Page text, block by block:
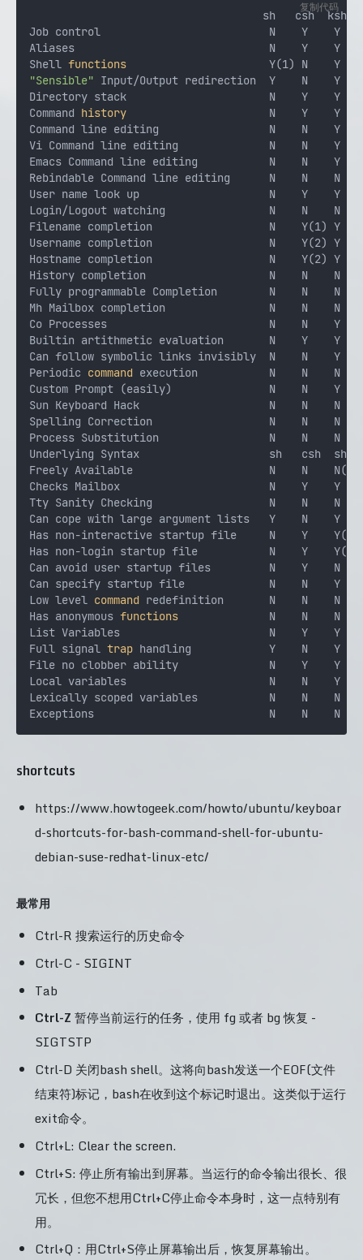
sh   csh  ksh
Job control                          N    Y    Y
Aliases                              N    Y    Y
Shell functions
"Sensible" Input/Output redirection  Y    N    Y
Directory stack                      N    Y    Y
Command history
N    Y    Y
Command line editing                 N    N    Y
Vi Command line editing              N    N    Y
Emacs Command line editing           N    N
Rebindable Command line editing      N    N
User name look up                    N    Y    Y
Login/Logout watching                N    N    N
Filename completion                  N    Y(1) Y
Username completion                  N    Y(2) Y
Hostname completion                  N    Y(2) Y
History completion                   N    N    N
Fully programmable Completion        N    N
Mh Mailbox completion                N    N    N
Co Processes                         N    N    Y
Builtin artithmetic evaluation       N    Y    Y
Can follow symbolic links invisibly  N    N    Y
Periodic command execution           N    N    N
Custom Prompt (easily)               N    N    Y
Sun Keyboard Hack                    N    N    N
Spelling Correction                  N    N    N
Process Substitution                 N    N    N
Underlying Syntax                    sh   csh  sh
Freely Available                     N    N
Checks Mailbox                       N    Y    Y
Tty Sanity Checking                  N    N    N
Can cope with large argument lists   Y    N
Has non-interactive startup file     N    Y
Has non-login startup file           N    Y
Can avoid user startup files         N    Y    N
Can specify startup file             N    N    Y
Low level command redefinition       N    N    N
Has anonymous functions
N    N    N
List Variables                       N    Y    Y
Full signal trap handling            Y    N    Y
File no clobber ability              N    Y    Y
Local variables                      N    N    Y
Lexically scoped variables           N    N    N
复制代码
shortcuts
https://www.howtogeek.com/howto/ubuntu/keyboar
d-shortcuts-for-bash-command-shell-for-ubuntu-
debian-suse-redhat-linux-etc/
最常用
Ctrl-R 搜索运行的历史命令
Ctrl-C - SIGINT
Tab
Ctrl-Z 暂停当前运行的任务，使用 fg 或者 bg 恢复 -
SIGTSTP
Ctrl-D 关闭bash shell。这将向bash发送一个EOF(文件
结束符)标记，bash在收到这个标记时退出。这类似于运行
exit命令。
Ctrl+L: Clear the screen.
Ctrl+S: 停止所有输出到屏幕。当运行的命令输出很长、很
冗长，但您不想用Ctrl+C停止命令本身时，这一点特别有
用。
Ctrl+Q：用Ctrl+S停止屏幕输出后，恢复屏幕输出。